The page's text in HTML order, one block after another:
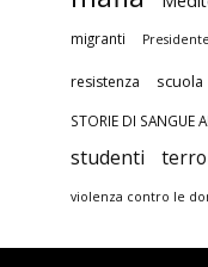
migranti
resistenza scuola
STORIE DI SANGUE
studenti
violenza contro le